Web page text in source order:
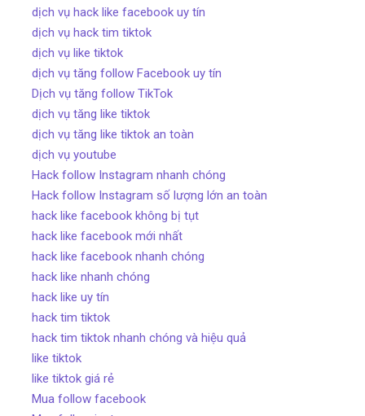
dịch vụ hack like facebook uy tín
dịch vụ hack tim tiktok
dịch vụ like tiktok
dịch vụ tăng follow Facebook uy tín
Dịch vụ tăng follow TikTok
dịch vụ tăng like tiktok
dịch vụ tăng like tiktok an toàn
dịch vụ youtube
Hack follow Instagram nhanh chóng
Hack follow Instagram số lượng lớn an toàn
hack like facebook không bị tụt
hack like facebook mới nhất
hack like facebook nhanh chóng
hack like nhanh chóng
hack like uy tín
hack tim tiktok
hack tim tiktok nhanh chóng và hiệu quả
like tiktok
like tiktok giá rẻ
Mua follow facebook